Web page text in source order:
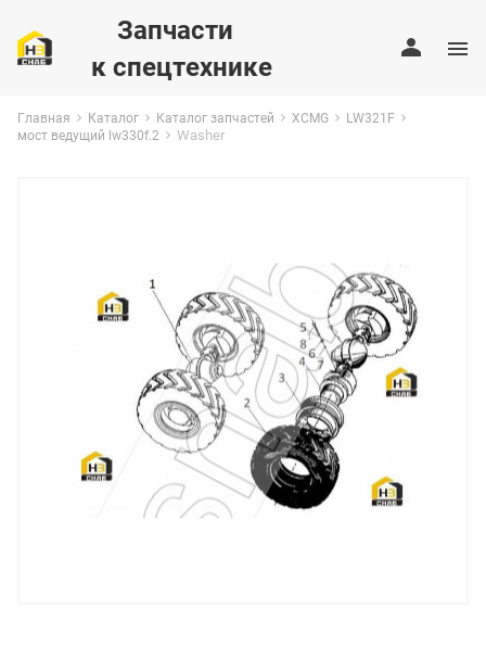
Запчасти
к спецтехнике
Главная Каталог Каталог запчастей XCMG
LW321F
мост ведущий lw330f.2
Washer